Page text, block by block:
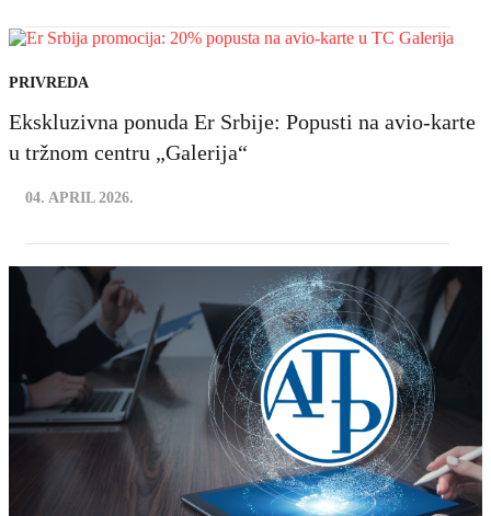
PRIVREDA
Ekskluzivna ponuda Er Srbije: Popusti na avio-karte
u tržnom centru „Galerija“
04. APRIL 2026.